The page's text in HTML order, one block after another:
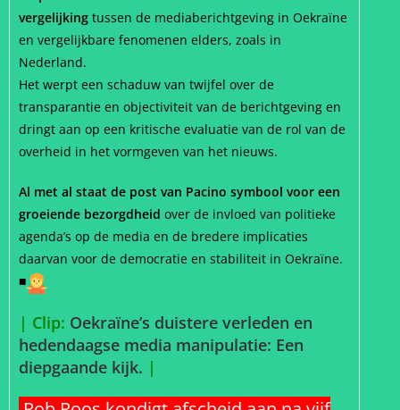
vergelijking tussen de mediaberichtgeving in Oekraïne
en vergelijkbare fenomenen elders, zoals in
Nederland.
Het werpt een schaduw van twijfel over de
transparantie en objectiviteit van de berichtgeving en
dringt aan op een kritische evaluatie van de rol van de
overheid in het vormgeven van het nieuws.
Al met al staat de post van Pacino symbool voor een
groeiende bezorgdheid over de invloed van politieke
agenda’s op de media en de bredere implicaties
daarvan voor de democratie en stabiliteit in Oekraïne.
■
| Clip: Oekraïne’s duistere verleden en
hedendaagse media manipulatie: Een
diepgaande kijk. |